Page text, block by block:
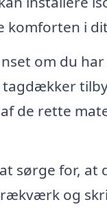
komforten i
om du
de rette
sørge for, at
og